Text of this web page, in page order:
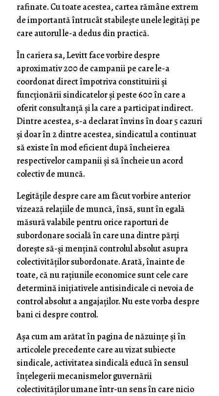
rafinate. Cu toate acestea, cartea rămâne extrem
de importantă întrucât stabileşte unele legităţi pe
care autorul le-a dedus din practică.
În cariera sa, Levitt face vorbire despre
aproximativ 200 de campanii pe care le-a
coordonat direct împotriva constituirii şi
funcţionării sindicatelor şi peste 600 în care a
oferit consultanţă şi la care a participat indirect.
Dintre acestea, s-a declarat învins în doar 5 cazuri
şi doar în 2 dintre acestea, sindicatul a continuat
să existe în mod eficient după încheierea
respectivelor campanii şi să încheie un acord
colectiv de muncă.
Legităţile despre care am făcut vorbire anterior
vizează relaţiile de muncă, însă, sunt în egală
măsură valabile pentru orice raporturi de
subordonare socială în care una dintre părţi
doreşte să-şi menţină controlul absolut asupra
colectivităţilor subordonate. Arată, înainte de
toate, că nu raţiunile economice sunt cele care
determină iniţiativele antisindicale ci nevoia de
control absolut a angajaţilor. Nu este vorba despre
bani ci despre control.
Aşa cum am arătat în pagina de năzuinţe şi în
articolele precedente care au vizat subiecte
sindicale, activitatea sindicală educă în sensul
înţelegerii mecanismelor guvernării
colectivităţilor umane într-un sens în care nicio